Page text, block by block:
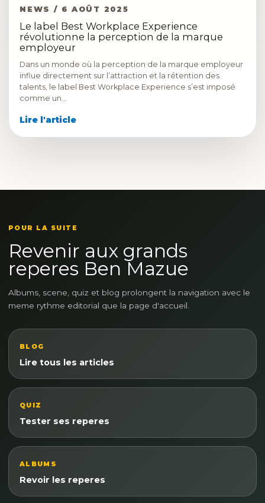
NEWS / 6 AOÛT 2025
Le label Best Workplace Experience
révolutionne la perception de la marque
employeur
Dans un monde où la perception de la marque employeur
influe directement sur l’attraction et la rétention des
talents, le label Best Workplace Experience s’est imposé
comme un…
Lire l'article
POUR LA SUITE
Revenir aux grands
reperes Ben Mazue
Albums, scene, quiz et blog prolongent la navigation avec le
meme rythme editorial que la page d'accueil.
BLOG
Lire tous les articles
QUIZ
Tester ses reperes
ALBUMS
Revoir les reperes